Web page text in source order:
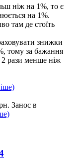
ніж на 1%, то є
на 1%.
там де стоїть
знижки
тому за бажання
рази менше ніж
Занос в